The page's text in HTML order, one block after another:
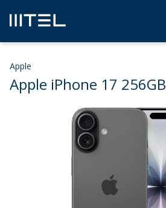
Apple
Apple iPhone 17 256GB